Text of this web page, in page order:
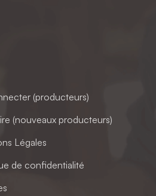
(producteurs)
(nouveaux producteurs)
Légales
de confidentialité